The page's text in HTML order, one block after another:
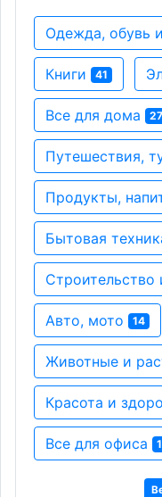
Одежда, обувь
Книги 41
Все для дома 27
Путешествия,
Продукты,
Бытовая
Строительство
Авто, мото 14
Животные и
Красота и
Все для офиса 1